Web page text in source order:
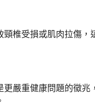
椎受損或肌肉拉傷，
嚴重健康問題的徵兆